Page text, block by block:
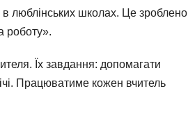
люблінських школах. Це зроблено
роботу».
Їх завдання: допомагати
Працюватиме кожен вчитель